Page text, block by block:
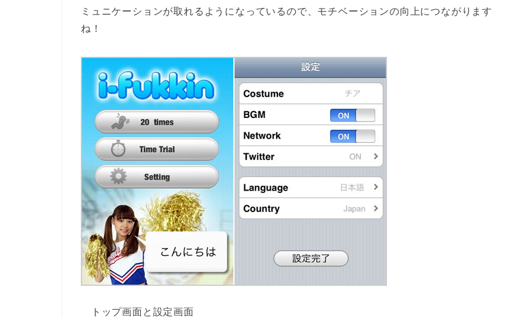
ミュニケーションが取れるようになっているので、モチベーションの向上につながります
ね！
トップ画面と設定画面